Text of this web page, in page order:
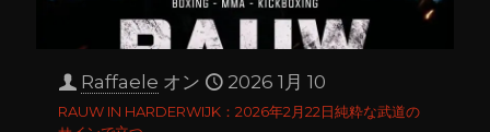
Raffaele オン 2026 1月 10
RAUW IN HARDERWIJK：2026年2月22日純粋な武道の